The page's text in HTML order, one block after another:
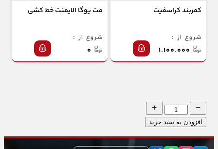
کمربند کراسفیت
شروع از :
مت یوگا الایمنت خط کشی
شروع از :
افزودن به سبد خرید